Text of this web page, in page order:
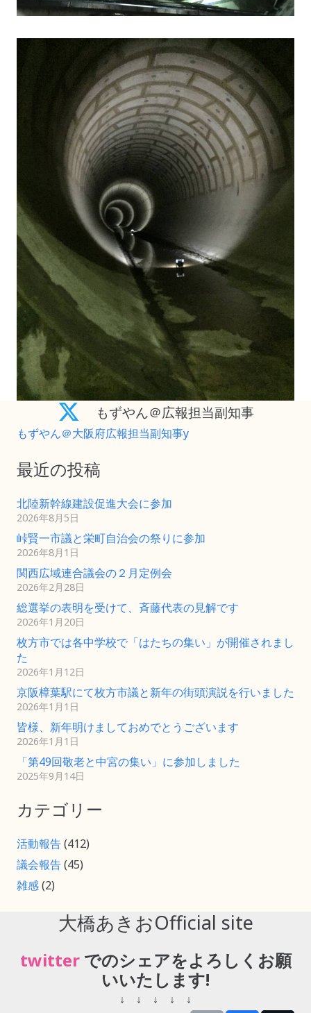
もずやん＠広報担当副知事
もずやん＠大阪府広報担当副知事y
最近の投稿
北陸新幹線建設促進大会に参加
2026年8月5日
峠賢一市議と栄町自治会の祭りに参加
2026年8月1日
関西広域連合議会の２月定例会
2026年2月28日
総選挙の表明を受けて、斉藤代表の見解です
2026年1月20日
枚方市では各中学校で「はたちの集い」が開催されまし
た
2026年1月12日
京阪樟葉駅にて枚方市議と新年の街頭演説を行いました
2026年1月1日
皆様、新年明けましておめでとうございます
2026年1月1日
「第49回敬老と中宮の集い」に参加しました
2025年9月14日
カテゴリー
活動報告(412)
議会報告(45)
雑感(2)
大橋あきおOfficial site
twitter でのシェアをよろしくお願
いいたします!
↓ ↓ ↓ ↓ ↓